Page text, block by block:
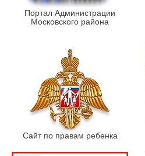
Портал Администрации
Московского района
Сайт по правам ребенка